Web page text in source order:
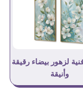
لزهور بيضاء رقيقة
وأنيقة